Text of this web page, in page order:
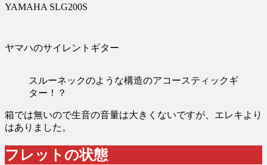
YAMAHA SLG200S
ヤマハのサイレントギター
スルーネックのような構造のアコースティックギ
ター！？
箱では無いので生音の音量は大きくないですが、エレキより
はありました。
フレットの状態